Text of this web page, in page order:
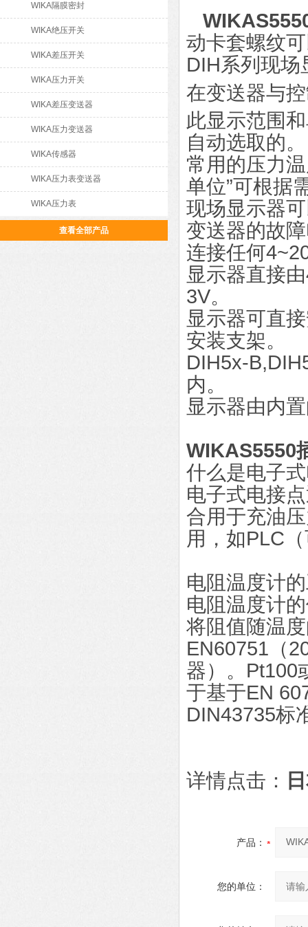
WIKA隔膜密封
WIKA绝压开关
WIKA差压开关
WIKA压力开关
WIKA差压变送器
WIKA压力变送器
WIKA传感器
WIKA压力表变送器
WIKA压力表
查看全部产品
动卡套螺纹
DIH系列现场
在变送器与
此显示范围
自动选取的。
常用的压力
单位”可根据
现场显示器
变送器的故
连接任何
显示器直接
3V。
显示器可直
安装支架。
DIH5x-
内。
显示器由内
WIKAS5550
什么是电子
电子式电接
合用于充油
用，如PLC
电阻温度计
电阻温度计
将阻值随温
EN60751（
器）。Pt100
于基于EN
DIN43735标
详情点击：
产品：
您的单位：